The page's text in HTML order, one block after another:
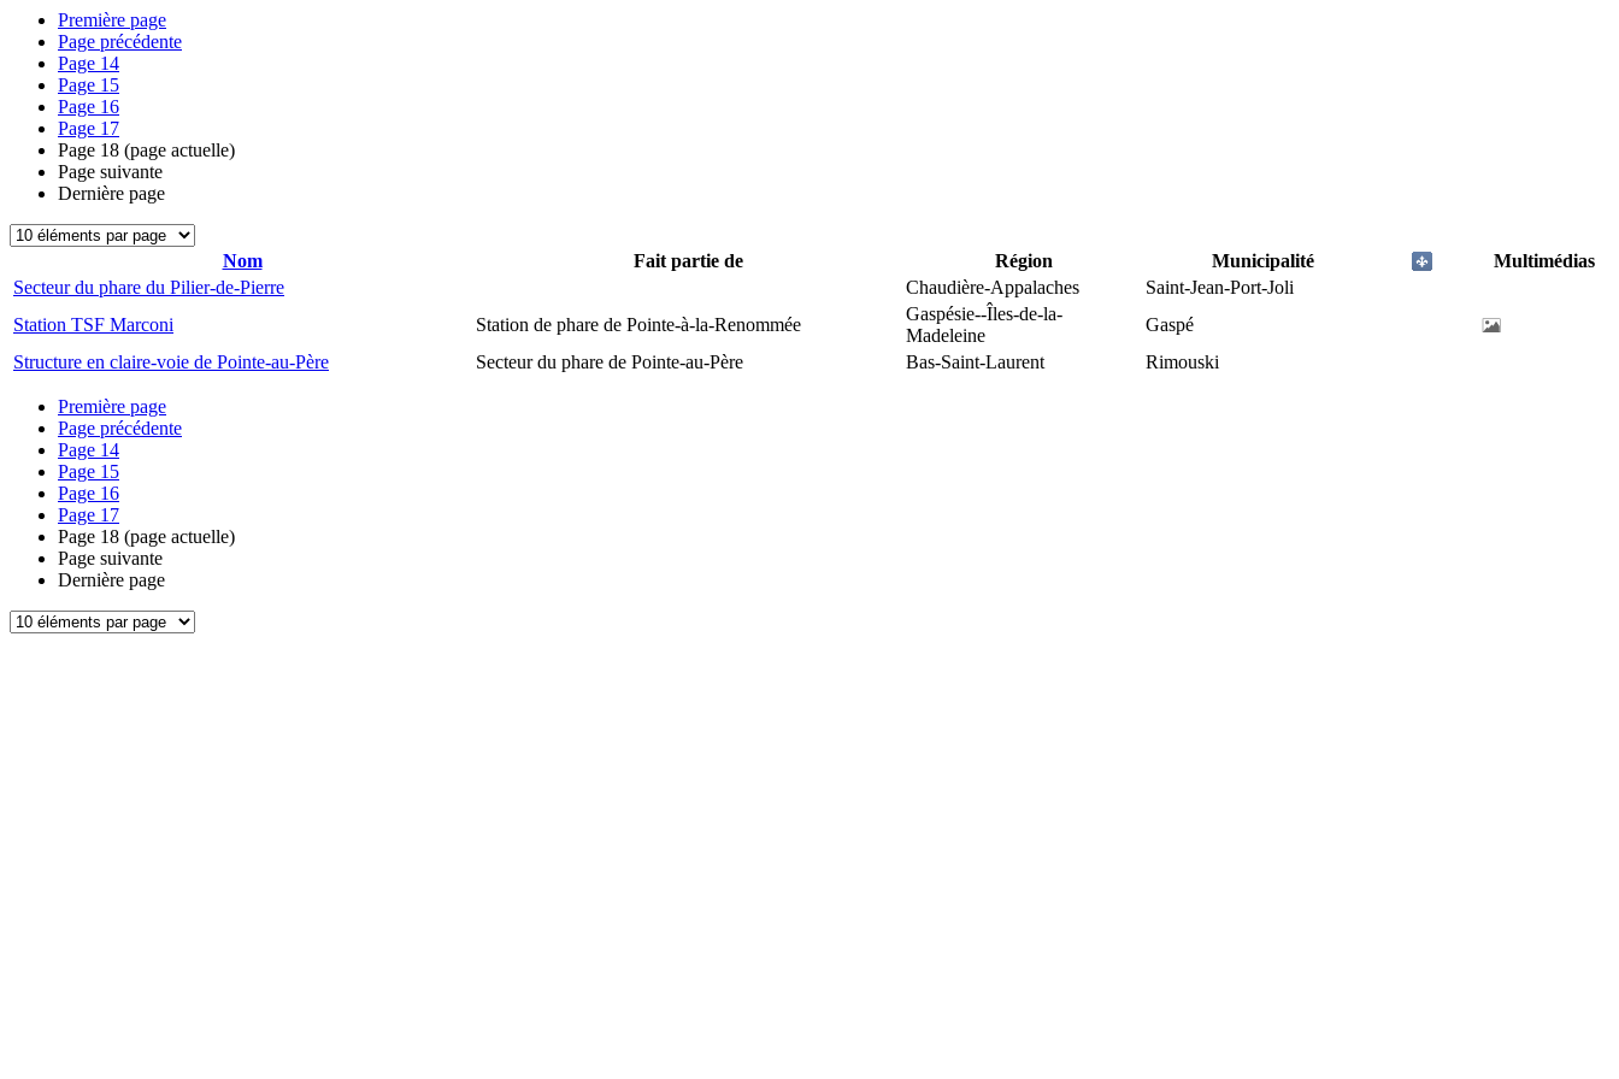
Première page
Page précédente
Page 14
Page 15
Page 16
Page 17
Page 18 (page actuelle)
Page suivante
Dernière page
Nom Fait partie de Région Municipalité
Multimédias
Secteur du phare du Pilier-de-Pierre
Chaudière-Appalaches
Saint-Jean-Port-Joli
Station TSF Marconi
Station de phare de Pointe-à-la-Renommée
Gaspésie--Îles-de-la-
Madeleine
Gaspé
Structure en claire-voie de Pointe-au-Père
Secteur du phare de Pointe-au-Père Bas-Saint-Laurent Rimouski
Première page
Page précédente
Page 14
Page 15
Page 16
Page 17
Page 18 (page actuelle)
Page suivante
Dernière page